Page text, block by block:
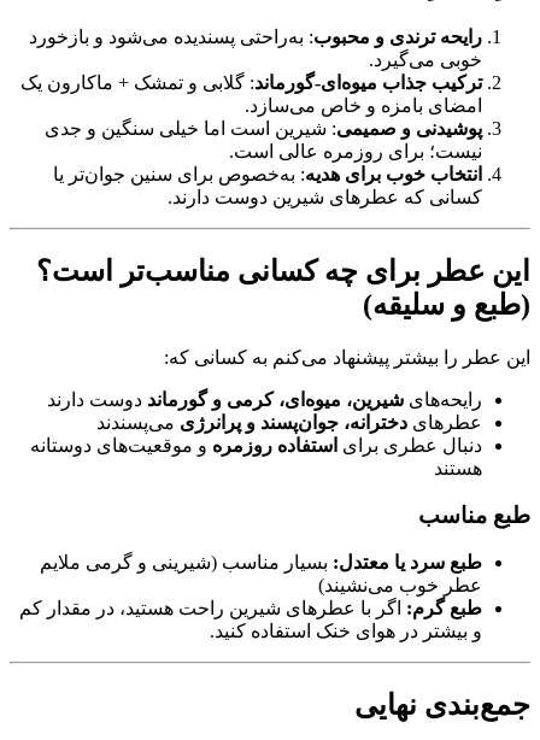
رایحه ترندی و محبوب: به‌راحتی پسندیده می‌شود و بازخورد
خوبی می‌گیرد.
ترکیب جذاب میوه‌ای-گورماند: گلابی و تمشک + ماکارون یک
امضای بامزه و خاص می‌سازد.
پوشیدنی و صمیمی: شیرین است اما خیلی سنگین و جدی
نیست؛ برای روزمره عالی است.
انتخاب خوب برای هدیه: به‌خصوص برای سنین جوان‌تر یا
کسانی که عطرهای شیرین دوست دارند.
این عطر برای چه کسانی مناسب‌تر است؟
(طبع و سلیقه)
این عطر را بیشتر پیشنهاد می‌کنم به کسانی که:
رایحه‌های شیرین، میوه‌ای، کرمی و گورماند دوست دارند
عطرهای دخترانه، جوان‌پسند و پرانرژی می‌پسندند
دنبال عطری برای استفاده روزمره و موقعیت‌های دوستانه
هستند
طبع مناسب
طبع سرد یا معتدل: بسیار مناسب (شیرینی و گرمی ملایم
عطر خوب می‌نشیند)
طبع گرم: اگر با عطرهای شیرین راحت هستید، در مقدار کم
و بیشتر در هوای خنک استفاده کنید.
جمع‌بندی نهایی